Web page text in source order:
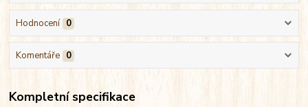
Hodnocení 0
Komentáře 0
Kompletní specifikace